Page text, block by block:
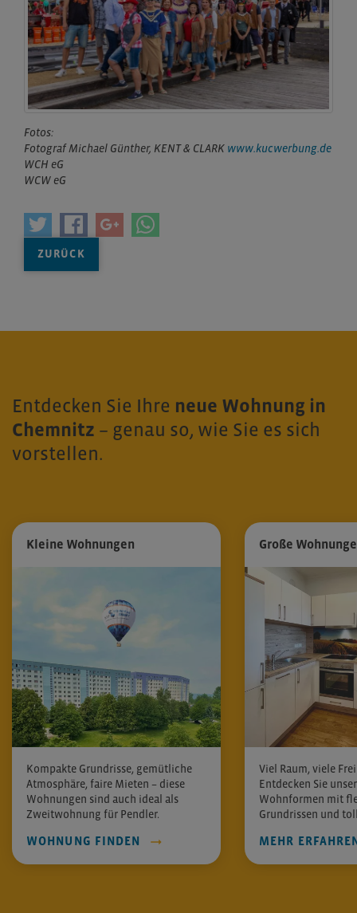
Fotos:
Fotograf Michael Günther, KENT & CLARK www.kucwerbung.de
WCH eG
WCW eG
ZURÜCK
Entdecken Sie Ihre neue Wohnung in
Chemnitz – genau so, wie Sie es sich
vorstellen.
Kleine Wohnungen
Kompakte Grundrisse, gemütliche
Atmosphäre, faire Mieten – diese
Wohnungen sind auch ideal als
Zweitwohnung für Pendler.
WOHNUNG FINDEN
Große
Viel Raum, viele
Entdecken Sie
Wohnformen mit
Grundrissen und
MEHR